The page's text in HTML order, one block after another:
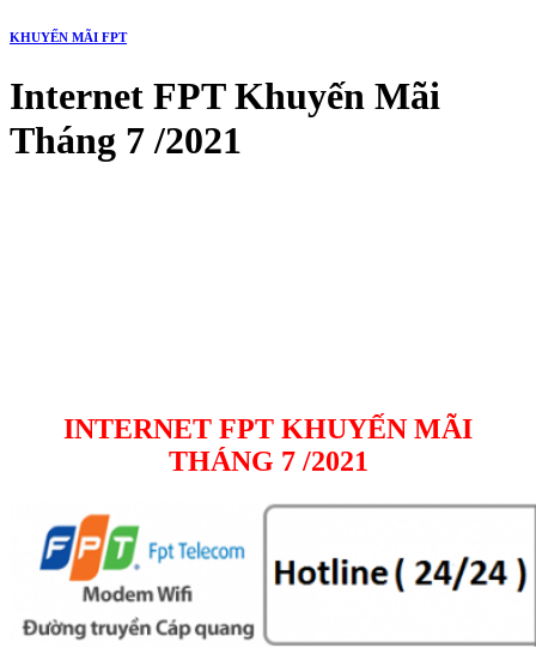
KHUYẾN MÃI FPT
Internet FPT Khuyến Mãi
Tháng 7 /2021
INTERNET FPT KHUYẾN MÃI
THÁNG 7 /2021